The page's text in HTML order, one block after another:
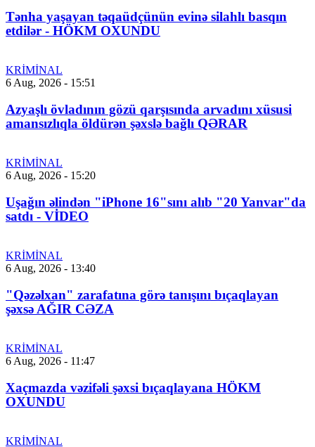
Tənha yaşayan təqaüdçünün evinə silahlı basqın
etdilər - HÖKM OXUNDU
KRİMİNAL
6 Aug, 2026 - 15:51
Azyaşlı övladının gözü qarşısında arvadını xüsusi
amansızlıqla öldürən şəxslə bağlı QƏRAR
KRİMİNAL
6 Aug, 2026 - 15:20
Uşağın əlindən "iPhone 16"sını alıb "20 Yanvar"da
satdı - VİDEO
KRİMİNAL
6 Aug, 2026 - 13:40
"Qəzəlxan" zarafatına görə tanışını bıçaqlayan
şəxsə AĞIR CƏZA
KRİMİNAL
6 Aug, 2026 - 11:47
Xaçmazda vəzifəli şəxsi bıçaqlayana HÖKM
OXUNDU
KRİMİNAL